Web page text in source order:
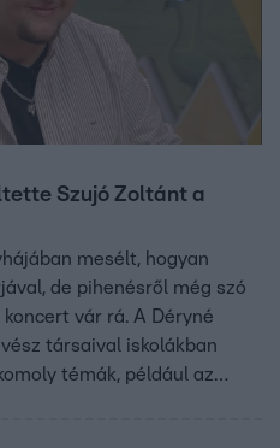
Szujó Zoltánt a
mesélt, hogyan
de pihenésről még szó
vár rá. A Déryné
társaival iskolákban
témák, például az